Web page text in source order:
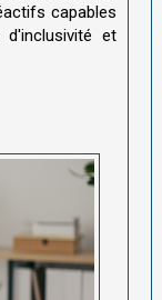
capables
d'inclusivité et